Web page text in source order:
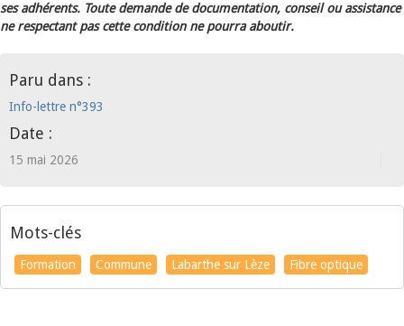
ses adhérents. Toute demande de documentation, conseil ou assistance
ne respectant pas cette condition ne pourra aboutir.
Paru dans :
Info-lettre n°393
Date :
15 mai 2026
Mots-clés
Formation Commune Labarthe sur Lèze Fibre optique